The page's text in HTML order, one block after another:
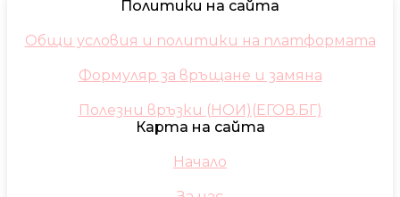
Политики на сайта
Общи условия и политики на платформата
Формуляр за връщане и замяна
Полезни връзки (НОИ)(ЕГОВ.БГ)
Карта на сайта
Начало